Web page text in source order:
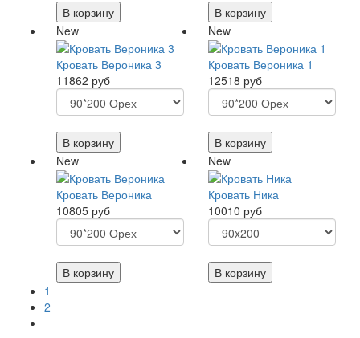
В корзину
В корзину
New
Кровать Вероника 3
11862 руб
В корзину
New
Кровать Вероника 1
12518 руб
В корзину
New
Кровать Вероника
10805 руб
В корзину
New
Кровать Ника
10010 руб
В корзину
1
2